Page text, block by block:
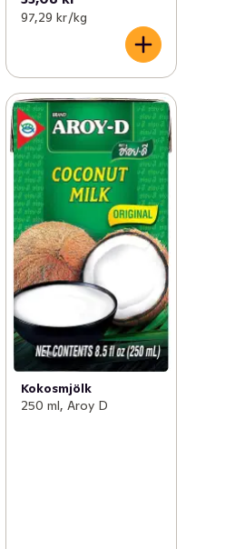
97,29 kr /kg
Kokosmjölk
250 ml, Aroy D